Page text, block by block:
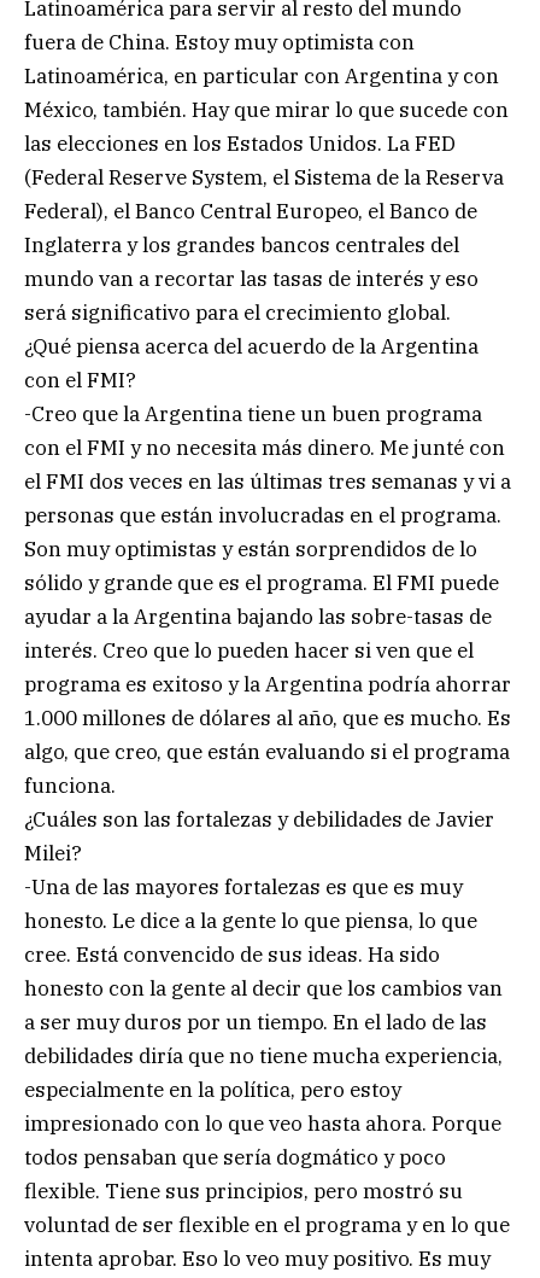
Latinoamérica para servir al resto del mundo
fuera de China. Estoy muy optimista con
Latinoamérica, en particular con Argentina y con
México, también. Hay que mirar lo que sucede con
las elecciones en los Estados Unidos. La FED
(Federal Reserve System, el Sistema de la Reserva
Federal), el Banco Central Europeo, el Banco de
Inglaterra y los grandes bancos centrales del
mundo van a recortar las tasas de interés y eso
será significativo para el crecimiento global.
¿Qué piensa acerca del acuerdo de la Argentina
con el FMI?
-Creo que la Argentina tiene un buen programa
con el FMI y no necesita más dinero. Me junté con
el FMI dos veces en las últimas tres semanas y vi a
personas que están involucradas en el programa.
Son muy optimistas y están sorprendidos de lo
sólido y grande que es el programa. El FMI puede
ayudar a la Argentina bajando las sobre-tasas de
interés. Creo que lo pueden hacer si ven que el
programa es exitoso y la Argentina podría ahorrar
1.000 millones de dólares al año, que es mucho. Es
algo, que creo, que están evaluando si el programa
funciona.
¿Cuáles son las fortalezas y debilidades de Javier
Milei?
-Una de las mayores fortalezas es que es muy
honesto. Le dice a la gente lo que piensa, lo que
cree. Está convencido de sus ideas. Ha sido
honesto con la gente al decir que los cambios van
a ser muy duros por un tiempo. En el lado de las
debilidades diría que no tiene mucha experiencia,
especialmente en la política, pero estoy
impresionado con lo que veo hasta ahora. Porque
todos pensaban que sería dogmático y poco
flexible. Tiene sus principios, pero mostró su
voluntad de ser flexible en el programa y en lo que
intenta aprobar. Eso lo veo muy positivo. Es muy